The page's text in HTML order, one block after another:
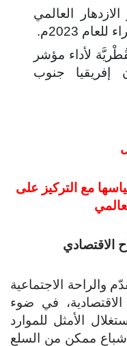
العالمي
2023م.
لأداء مؤشر
جنوب
مع التركيز على
الاجتماعية
في ضوء
الأمثل للموارد
ممكن من السلع